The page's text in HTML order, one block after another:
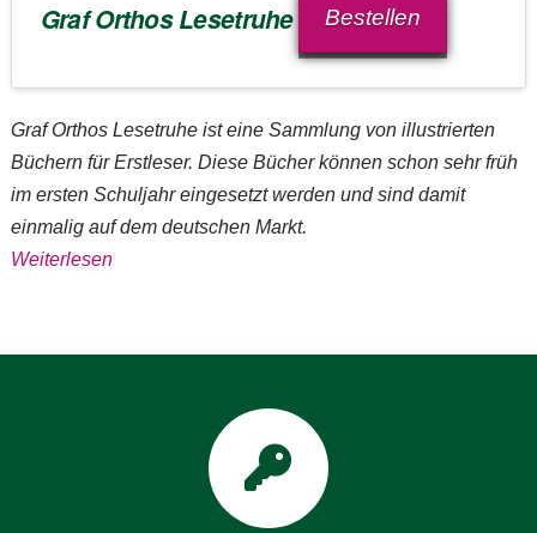
Graf Orthos Lesetruhe Bestellen
Graf Orthos Lesetruhe ist eine Sammlung von illustrierten
Büchern für Erstleser. Diese Bücher können schon sehr früh
im ersten Schuljahr eingesetzt werden und sind damit
einmalig auf dem deutschen Markt.
Weiterlesen